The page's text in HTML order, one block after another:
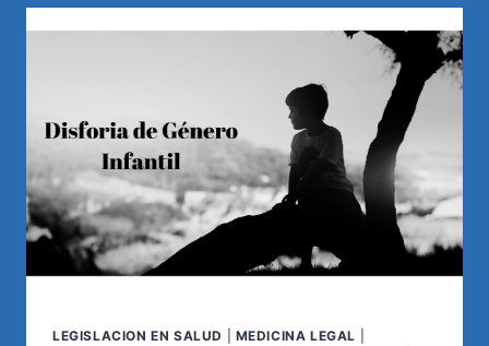
EL
IMPERATIVO
EL
20
LEGISLACION EN SALUD MEDICINA LEGAL